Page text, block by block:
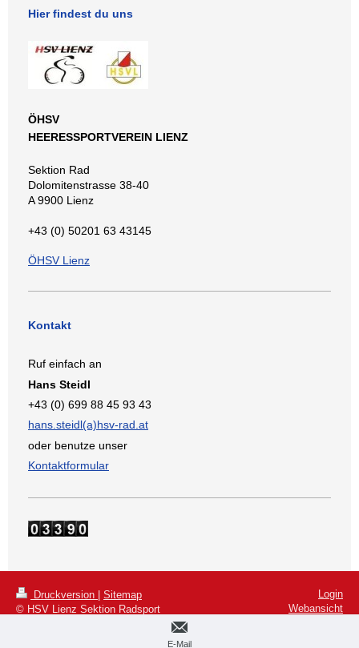
Hier findest du uns
ÖHSV
HEERESSPORTVEREIN LIENZ
Sektion Rad
Dolomitenstrasse 38-40
A 9900 Lienz
+43 (0) 50201 63 43145
ÖHSV Lienz
Kontakt
Ruf einfach an
Hans Steidl
+43 (0) 699 88 45 93 43
hans.steidl(a)hsv-rad.at
oder benutze unser
Kontaktformular
Druckversion | Sitemap
© HSV Lienz Sektion Radsport
Login
Webansicht
E-Mail